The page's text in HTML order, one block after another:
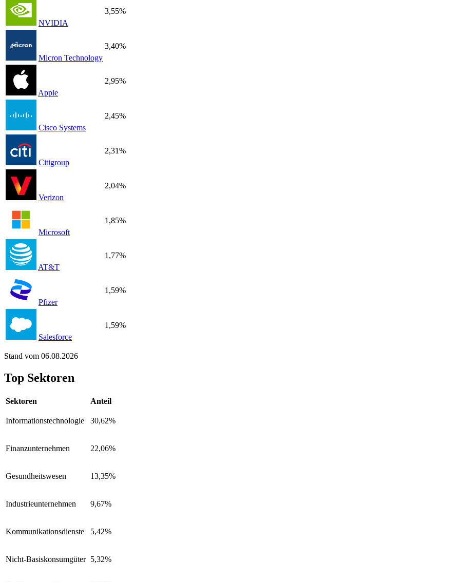
NVIDIA
3,55%
Micron Technology
3,40%
Apple
2,95%
Cisco Systems
2,45%
Citigroup
2,31%
Verizon
2,04%
Microsoft
1,85%
AT&T
1,77%
Pfizer
1,59%
Salesforce
1,59%
Stand vom 06.08.2026
Top Sektoren
Sektoren Anteil
Informationstechnologie 30,62%
Finanzunternehmen 22,06%
Gesundheitswesen 13,35%
Industrieunternehmen 9,67%
Kommunikationsdienste 5,42%
Nicht-Basiskonsumgüter 5,32%